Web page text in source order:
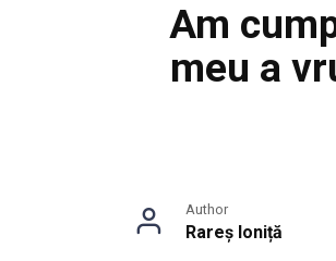
Am
meu a
Author
Rareș Ioniță